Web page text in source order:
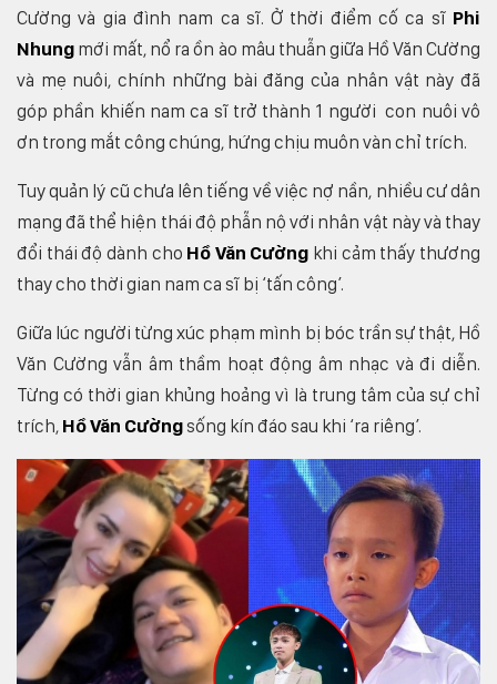
Cường và gia đình nam ca sĩ. Ở thời điểm cố ca sĩ Phi
Nhung mới mất, nổ ra ồn ào mâu thuẫn giữa Hồ Văn Cường
và mẹ nuôi, chính những bài đăng của nhân vật này đã
góp phần khiến nam ca sĩ trở thành 1 người con nuôi vô
ơn trong mắt công chúng, hứng chịu muôn vàn chỉ trích.
Tuy quản lý cũ chưa lên tiếng về việc nợ nần, nhiều cư dân
mạng đã thể hiện thái độ phẫn nộ với nhân vật này và thay
đổi thái độ dành cho Hồ Văn Cường khi cảm thấy thương
thay cho thời gian nam ca sĩ bị ‘tấn công’.
Giữa lúc người từng xúc phạm mình bị bóc trần sự thật, Hồ
Văn Cường vẫn âm thầm hoạt động âm nhạc và đi diễn.
Từng có thời gian khủng hoảng vì là trung tâm của sự chỉ
trích, Hồ Văn Cườngsống kín đáo sau khi ‘ra riêng’.